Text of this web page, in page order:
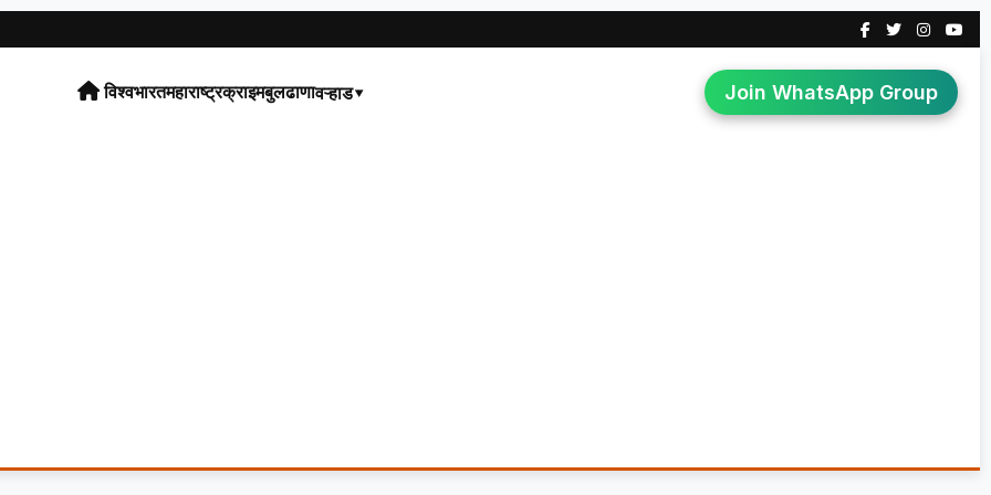
विश्वभारतमहाराष्ट्रक्राइमबुलढाणावऱ्हाड▾ Join WhatsApp Group